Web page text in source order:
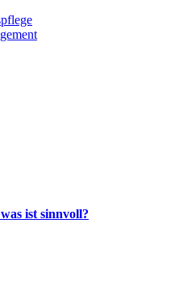
ist sinnvoll?